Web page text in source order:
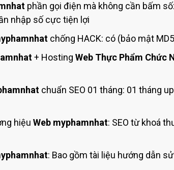
phần gọi điện mà không cần bấm
nhập số cực tiện lợi
chống HACK: có (bảo mật
+ Hosting Web Thực Phẩm Chức
chuẩn SEO 01 tháng: 01 tháng
hiệu Web myphamnhat: SEO từ khoá
: Bao gồm tài liệu hướng dẫn